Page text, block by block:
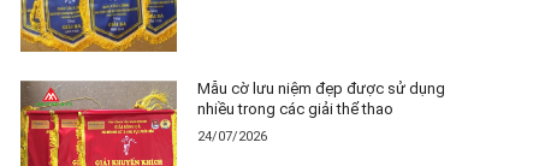
Mẫu cờ lưu niệm đẹp được sử dụng
nhiều trong các giải thể thao
24/07/2026